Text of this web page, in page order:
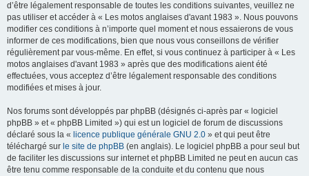
d’être légalement responsable de toutes les conditions suivantes, veuillez ne
pas utiliser et accéder à « Les motos anglaises d'avant 1983 ». Nous pouvons
modifier ces conditions à n’importe quel moment et nous essaierons de vous
informer de ces modifications, bien que nous vous conseillons de vérifier
régulièrement par vous-même. En effet, si vous continuez à participer à « Les
motos anglaises d'avant 1983 » après que des modifications aient été
effectuées, vous acceptez d’être légalement responsable des conditions
modifiées et mises à jour.
Nos forums sont développés par phpBB (désignés ci-après par « logiciel
phpBB » et « phpBB Limited ») qui est un logiciel de forum de discussions
déclaré sous la « licence publique générale GNU 2.0 » et qui peut être
téléchargé sur le site de phpBB (en anglais). Le logiciel phpBB a pour seul but
de faciliter les discussions sur internet et phpBB Limited ne peut en aucun cas
être tenu comme responsable de la conduite et du contenu que nous